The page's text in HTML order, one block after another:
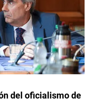
del oficialismo de